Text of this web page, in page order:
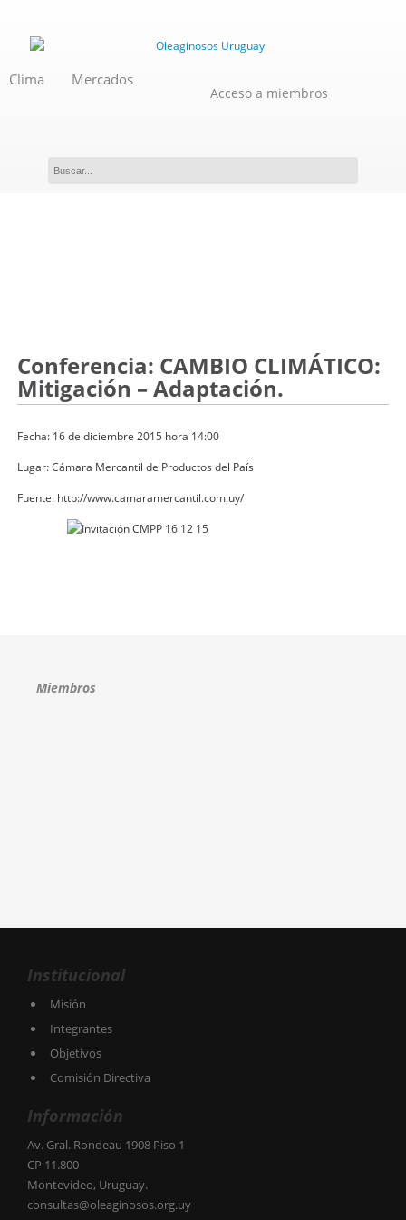
Clima Mercados
Acceso a miembros
Conferencia: CAMBIO CLIMÁTICO:
Mitigación – Adaptación.
Fecha: 16 de diciembre 2015 hora 14:00
Lugar: Cámara Mercantil de Productos del País
Fuente: http://www.camaramercantil.com.uy/
Miembros
Institucional
Misión
Integrantes
Objetivos
Comisión Directiva
Información
Av. Gral. Rondeau 1908 Piso 1
CP 11.800
Montevideo, Uruguay.
consultas@oleaginosos.org.uy